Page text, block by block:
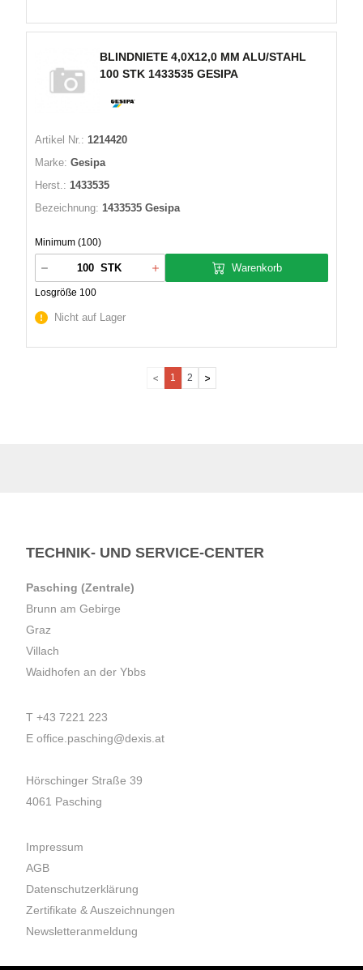
BLINDNIETE 4,0X12,0 MM ALU/STAHL
100 STK 1433535 GESIPA
Artikel Nr.: 1214420
Marke: Gesipa
Herst.: 1433535
Bezeichnung: 1433535 Gesipa
Minimum (100)
STK
Losgröße 100
Warenkorb
Nicht auf Lager
1 2
TECHNIK- UND SERVICE-CENTER
Pasching (Zentrale)
Brunn am Gebirge
Graz
Villach
Waidhofen an der Ybbs
T +43 7221 223
E office.pasching@dexis.at
Hörschinger Straße 39
4061 Pasching
Impressum
AGB
Datenschutzerklärung
Zertifikate & Auszeichnungen
Newsletteranmeldung